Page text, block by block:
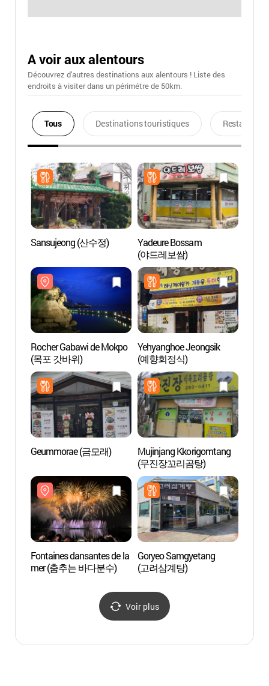
A voir aux alentours
Découvrez d'autres destinations aux alentours ! Liste des
endroits à visiter dans un périmétre de 50km.
Tous Destinations touristiques Restaurants
Sansujeong (산수정)
Yadeure Bossam
(야드레보쌈)
Rocher Gabawi de Mokpo
(목포 갓바위)
Yehyanghoe Jeongsik
(예향회정식)
Geummorae (금모래)
Mujinjang Kkorigomtang
(무진장꼬리곰탕)
Fontaines dansantes de la
mer (춤추는 바다분수)
Goryeo Samgyetang
(고려삼계탕)
Voir plus